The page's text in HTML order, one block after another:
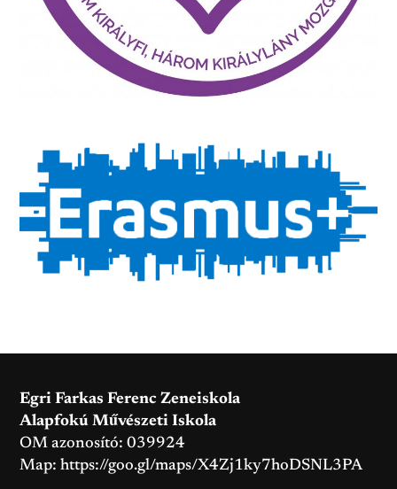
Egri Farkas Ferenc Zeneiskola
Alapfokú Művészeti Iskola
OM azonosító: 039924
Map:https://goo.gl/maps/X4Zj1ky7hoDSNL3PA